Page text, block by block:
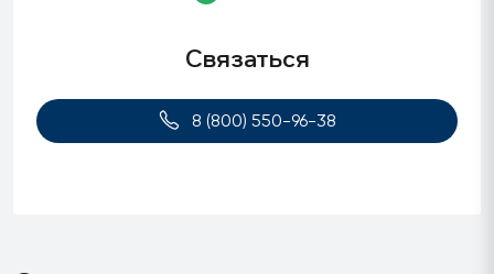
Связаться
8 (800) 550-96-38